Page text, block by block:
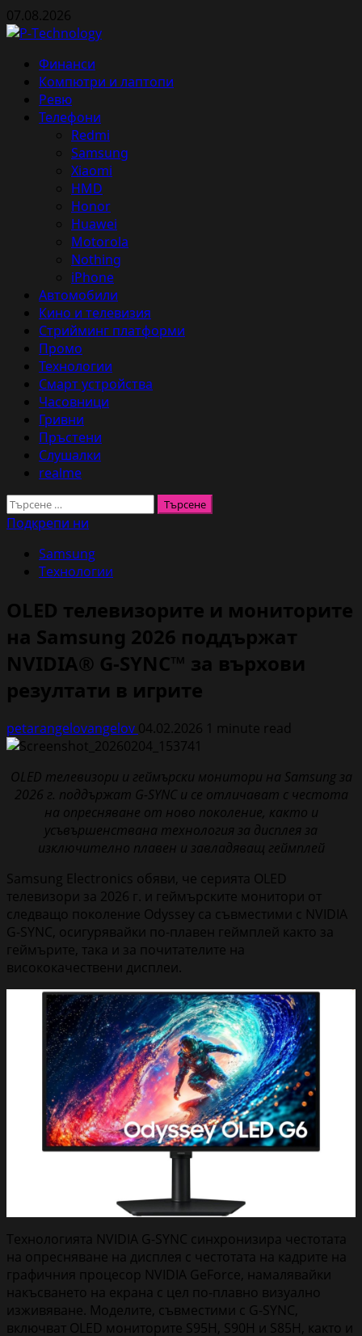
Skip
to
07.08.2026
Primary
Menu
Финанси
Компютри и лаптопи
Ревю
Телефони
Redmi
Samsung
Xiaomi
HMD
Honor
Huawei
Motorola
Nothing
iPhone
Автомобили
Кино и телевизия
Стрийминг платформи
Промо
Технологии
Смарт устройства
Часовници
Гривни
Пръстени
Слушалки
realme
Търсене
за:
Подкрепи ни
Samsung
Технологии
OLED телевизорите и мониторите
на Samsung 2026 поддържат
NVIDIA® G-SYNC™ за върхови
резултати в игрите
petarangelovangelov 04.02.2026 1 minute read
OLED телевизори и геймърски монитори на Samsung за
2026 г. поддържат G-SYNC и се отличават с честота
на опресняване от ново поколение, както и
усъвършенствана технология за дисплея за
изключително плавен и завладяващ геймплей
Samsung Electronics обяви, че серията OLED
телевизори за 2026 г. и геймърските монитори от
следващо поколение Odyssey са съвместими с NVIDIA
G-SYNC, осигурявайки по-плавен геймплей както за
геймърите, така и за почитателите на
висококачествени дисплеи.
Технологията NVIDIA G-SYNC синхронизира честотата
на опресняване на дисплея с честотата на кадрите на
графичния процесор NVIDIA GeForce, намалявайки
накъсването на екрана с цел по-плавно визуално
изживяване. Моделите, съвместими с G-SYNC,
включват OLED мониторите S95H, S90H и S85H, както и